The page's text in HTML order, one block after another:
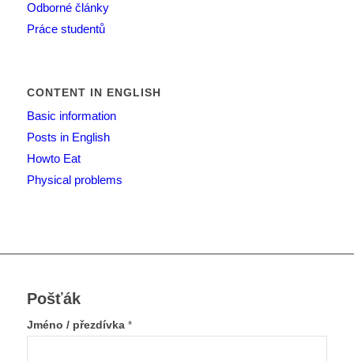
Odborné články
Práce studentů
CONTENT IN ENGLISH
Basic information
Posts in English
Howto Eat
Physical problems
Pošťák
Jméno / přezdívka *